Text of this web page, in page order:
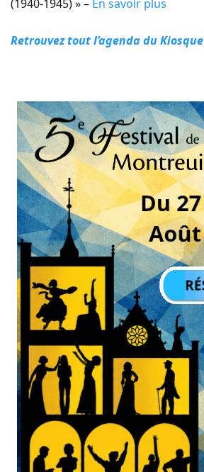
(1940-1945) » – En savoir plus
Retrouvez tout l’agenda du Kiosque